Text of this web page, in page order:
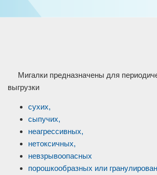
Мигалки предназначены для
выгрузки
сухих,
сыпучих,
неагрессивных,
нетоксичных,
невзрывоопасных
порошкообразных или